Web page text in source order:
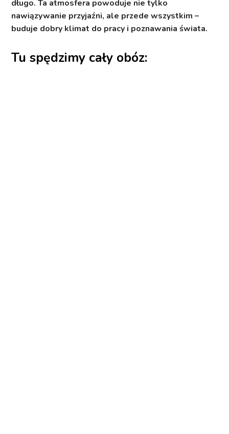
długo. Ta atmosfera powoduje nie tylko
nawiązywanie przyjaźni, ale przede wszystkim –
buduje dobry klimat do pracy i poznawania świata.
Tu spędzimy cały obóz: